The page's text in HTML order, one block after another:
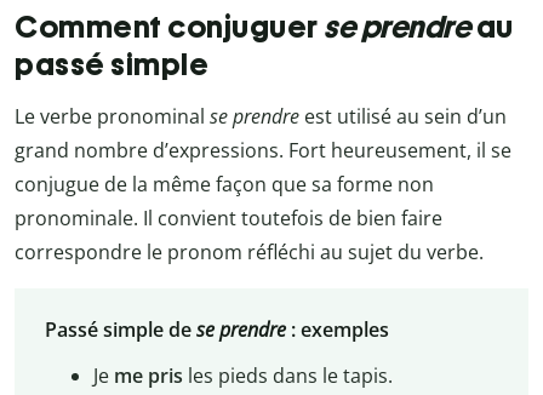
Comment conjuguer se prendreau
passé simple
Le verbe pronominal se prendre est utilisé au sein d’un
grand nombre d’expressions. Fort heureusement, il se
conjugue de la même façon que sa forme non
pronominale. Il convient toutefois de bien faire
correspondre le pronom réfléchi au sujet du verbe.
Passé simple dese prendre: exemples
Je me pris les pieds dans le tapis.